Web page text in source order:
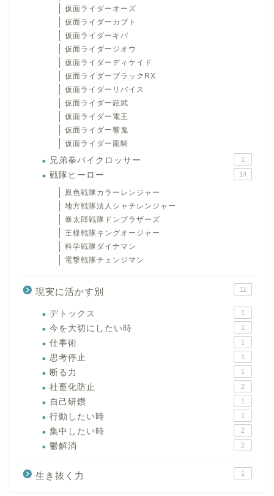
仮面ライダーオーズ
仮面ライダーカブト
仮面ライダーキバ
仮面ライダージオウ
仮面ライダーディケイド
仮面ライダーブラックRX
仮面ライダーリバイス
仮面ライダー鎧武
仮面ライダー電王
仮面ライダー響鬼
仮面ライダー龍騎
兄弟拳バイクロッサー 1
戦隊ヒーロー 14
原色戦隊カラーレンジャー
地方戦隊法人シャチレンジャー
暴太郎戦隊ドンブラザーズ
王様戦隊キングオージャー
科学戦隊ダイナマン
電撃戦隊チェンジマン
現実に活かす別 11
デトックス 1
今を大切にしたい時 1
仕事術 1
思考停止 1
断る力 1
社畜化防止 2
自己研鑽 1
行動したい時 1
集中したい時 2
鬱解消 2
生き抜く力 1